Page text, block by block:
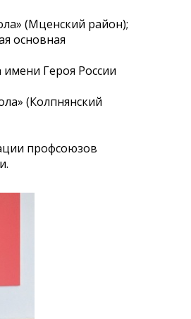
(Мценский район);
основная
Героя России
(Колпнянский
профсоюзов